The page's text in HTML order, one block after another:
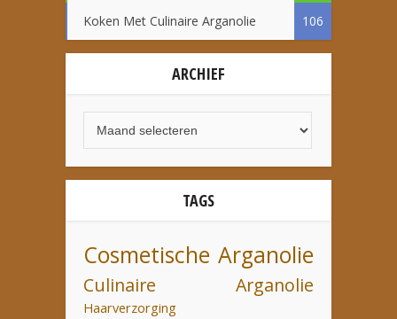
Koken Met Culinaire Arganolie 106
ARCHIEF
TAGS
Cosmetische Arganolie
Culinaire Arganolie
Haarverzorging